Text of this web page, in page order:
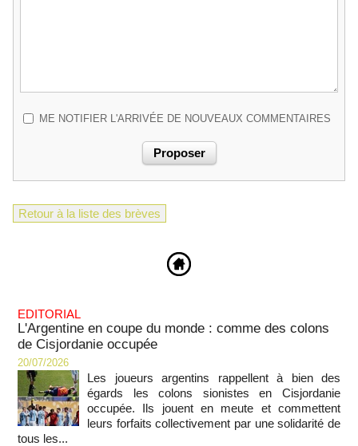
ME NOTIFIER L'ARRIVÉE DE NOUVEAUX COMMENTAIRES
Retour à la liste des brèves
EDITORIAL
L'Argentine en coupe du monde : comme des colons
de Cisjordanie occupée
20/07/2026
Les joueurs argentins rappellent à bien des
égards les colons sionistes en Cisjordanie
occupée. Ils jouent en meute et commettent
leurs forfaits collectivement par une solidarité de
tous les...